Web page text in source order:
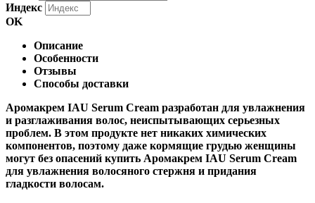
Индекс
OK
Описание
Особенности
Отзывы
Способы доставки
Аромакрем IAU Serum Cream разработан для увлажнения
и разглаживания волос, неиспытывающих серьезных
проблем. В этом продукте нет никаких химических
компонентов, поэтому даже кормящие грудью женщины
могут без опасений купить Аромакрем IAU Serum Cream
для увлажнения волосяного стержня и придания
гладкости волосам.